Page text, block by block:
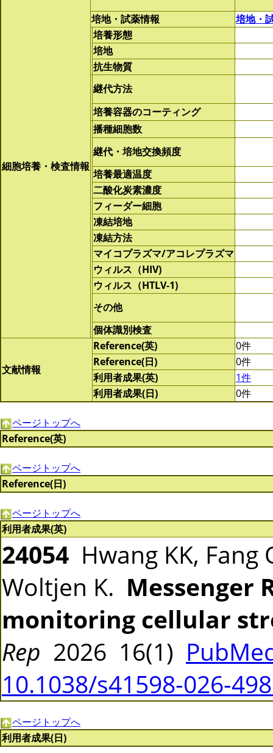
細胞培養・検査情報
培地・試薬情報
培地・
培養形態
培地
抗生物質
継代方法
培養容器のコーティング
播種細胞数
継代・培地交換頻度
培養最適温度
二酸化炭素濃度
フィーダー細胞
凍結培地
凍結方法
マイコプラズマ/アコレプラズマ
ウィルス（HIV)
ウィルス（HTLV-1)
その他
個体識別検査
文献情報
Reference(英)
0件
Reference(日)
0件
利用者成果(英)
1件
利用者成果(日)
0件
ページトップへ
Reference(英)
ページトップへ
Reference(日)
ページトップへ
利用者成果(英)
24054 Hwang KK, Fang
Woltjen K. Messenger
monitoring cellular
Rep 2026 16(1)
10.1038/s41598-026-
ページトップへ
利用者成果(日)